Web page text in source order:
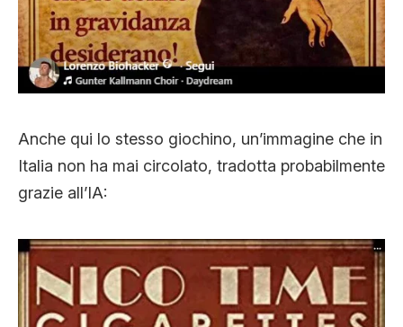
Anche qui lo stesso giochino, un’immagine che in
Italia non ha mai circolato, tradotta probabilmente
grazie all’IA: